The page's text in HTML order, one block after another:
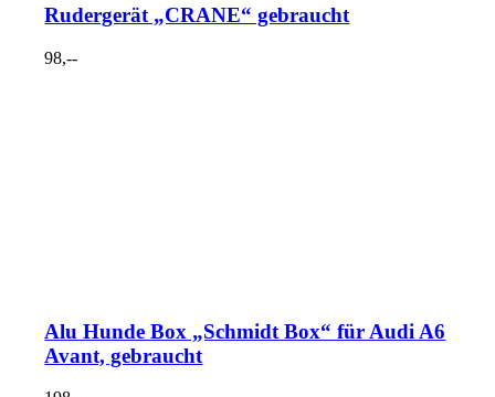
Rudergerät „CRANE“ gebraucht
98,--
Alu Hunde Box „Schmidt Box“ für Audi A6
Avant, gebraucht